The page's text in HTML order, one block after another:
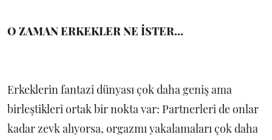
O ZAMAN ERKEKLER NE İSTER...
Erkeklerin fantazi dünyası çok daha geniş ama
birleştikleri ortak bir nokta var: Partnerleri de onlar
kadar zevk alıyorsa, orgazmı yakalamaları çok daha